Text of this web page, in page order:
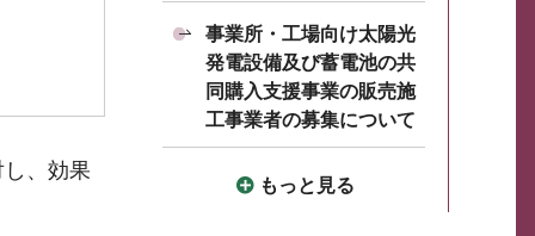
、効果
事業所・工場向け太陽光
発電設備及び蓄電池の共
同購入支援事業の販売施
工事業者の募集について
もっと見る